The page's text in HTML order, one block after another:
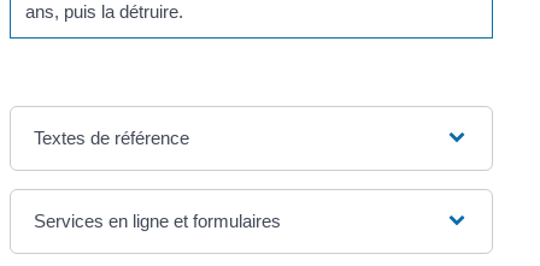
ans, puis la détruire.
Textes de référence
Services en ligne et formulaires